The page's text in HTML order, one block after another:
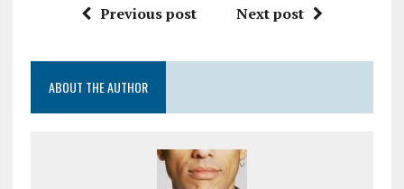
Previous post Next post
ABOUT THE AUTHOR